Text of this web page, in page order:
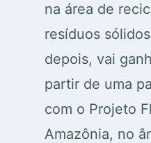
na área de
resíduos
depois, vai
partir de uma
com o Projeto
Amazônia, no